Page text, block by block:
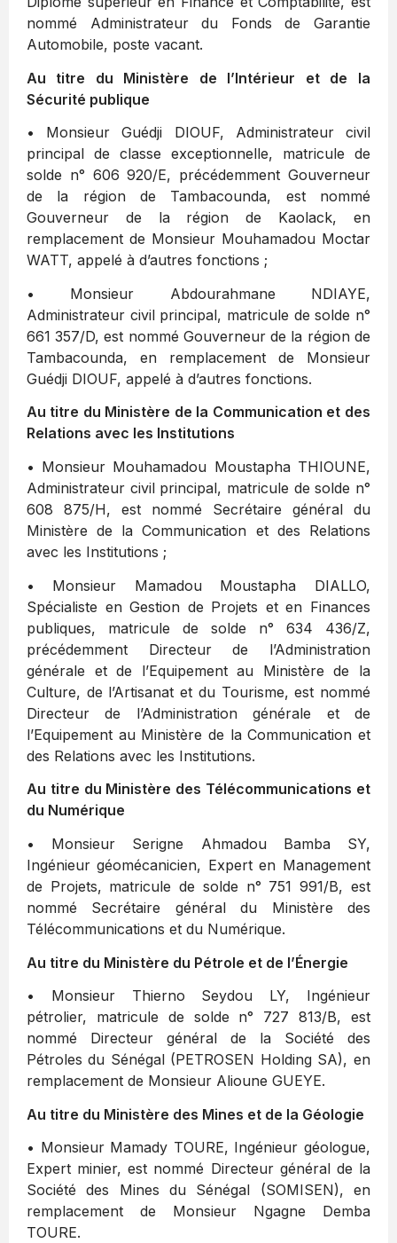
nommé Administrateur du Fonds de Garantie
Automobile, poste vacant.
Au titre du Ministère de l’Intérieur et de la
Sécurité publique
• Monsieur Guédji DIOUF, Administrateur civil
principal de classe exceptionnelle, matricule de
solde n° 606 920/E, précédemment Gouverneur
de la région de Tambacounda, est nommé
Gouverneur de la région de Kaolack, en
remplacement de Monsieur Mouhamadou Moctar
WATT, appelé à d’autres fonctions ;
• Monsieur Abdourahmane NDIAYE,
Administrateur civil principal, matricule de solde n°
661 357/D, est nommé Gouverneur de la région de
Tambacounda, en remplacement de Monsieur
Guédji DIOUF, appelé à d’autres fonctions.
Au titre du Ministère de la Communication et des
Relations avec les Institutions
• Monsieur Mouhamadou Moustapha THIOUNE,
Administrateur civil principal, matricule de solde n°
608 875/H, est nommé Secrétaire général du
Ministère de la Communication et des Relations
avec les Institutions ;
• Monsieur Mamadou Moustapha DIALLO,
Spécialiste en Gestion de Projets et en Finances
publiques, matricule de solde n° 634 436/Z,
précédemment Directeur de l’Administration
générale et de l’Equipement au Ministère de la
Culture, de l’Artisanat et du Tourisme, est nommé
Directeur de l’Administration générale et de
l’Equipement au Ministère de la Communication et
des Relations avec les Institutions.
Au titre du Ministère des Télécommunications et
du Numérique
• Monsieur Serigne Ahmadou Bamba SY,
Ingénieur géomécanicien, Expert en Management
de Projets, matricule de solde n° 751 991/B, est
nommé Secrétaire général du Ministère des
Télécommunications et du Numérique.
Au titre du Ministère du Pétrole et de l’Énergie
• Monsieur Thierno Seydou LY, Ingénieur
pétrolier, matricule de solde n° 727 813/B, est
nommé Directeur général de la Société des
Pétroles du Sénégal (PETROSEN Holding SA), en
remplacement de Monsieur Alioune GUEYE.
Au titre du Ministère des Mines et de la Géologie
• Monsieur Mamady TOURE, Ingénieur géologue,
Expert minier, est nommé Directeur général de la
Société des Mines du Sénégal (SOMISEN), en
remplacement de Monsieur Ngagne Demba
TOURE.